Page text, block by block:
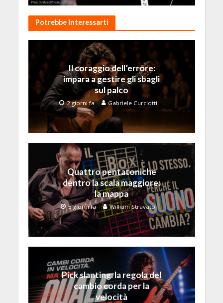
Potrebbe Interessarti
Il coraggio dell’errore:
impara a gestire gli sbagli
sul palco
2 giorni fa Gabriele Curciotti
Quattro pentatoniche
dentro la scala maggiore:
la mappa
5 giorni fa William Stravato
Pick slanting: la regola del
cambio corda per la
velocità